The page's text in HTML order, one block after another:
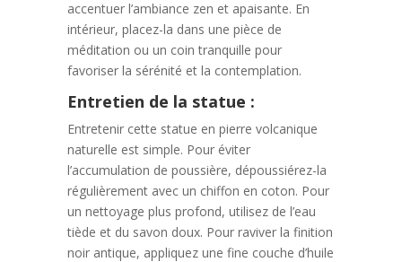
accentuer l’ambiance zen et apaisante. En
intérieur, placez-la dans une pièce de
méditation ou un coin tranquille pour
favoriser la sérénité et la contemplation.
Entretien de la statue :
Entretenir cette statue en pierre volcanique
naturelle est simple. Pour éviter
l’accumulation de poussière, dépoussiérez-la
régulièrement avec un chiffon en coton. Pour
un nettoyage plus profond, utilisez de l’eau
tiède et du savon doux. Pour raviver la finition
noir antique, appliquez une fine couche d’huile